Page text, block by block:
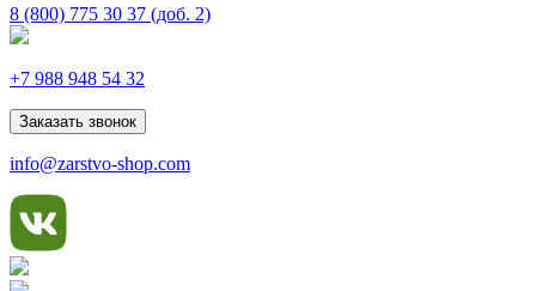
8 (800) 775 30 37 (доб. 2)
+7 988 948 54 32
Заказать звонок
info@zarstvo-shop.com